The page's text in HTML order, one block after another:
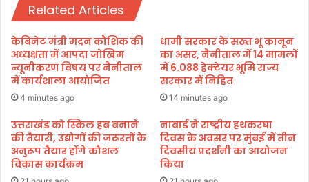
मं
त्री
प्र
दी
प
ब
ने
कि
या
₹
2
रा
ष्ट्री
य
लो
क
अ
दा
त
में
9
0
Related Articles
केबिनेट मंत्री मदन कौशिक की
अध्यक्षता में आपदा जोखिम
न्यूनीकरण विषय पर नैनीताल
में कार्यशाला आयोजित
4 minutes ago
धामी सरकार के सख्त भू कानून
का असर, नैनीताल में 14 मामलों
में 6.088 हेक्टेयर भूमि राज्य
सरकार में निहित
14 minutes ago
उत्तराखंड को स्किल हब बनाने
की तैयारी, उद्योगों की जरूरतों के
अनुरूप तैयार होंगे कौशल
विकास कार्यक्रम
नाबार्ड ने राष्ट्रीय हथकरघा
दिवस के अवसर पर मुंबई में तीन
दिवसीय प्रदर्शनी का आयोजन
किया